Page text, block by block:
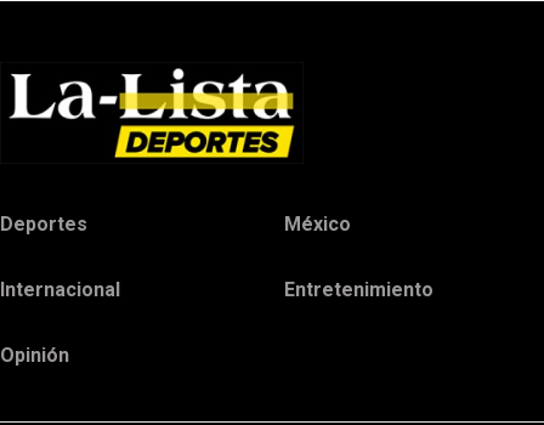
Deportes México
Internacional Entretenimiento
Opinión